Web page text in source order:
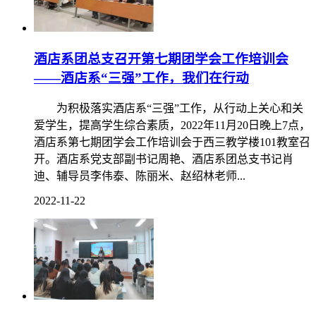
酒店系团总支召开第七期团学会工作培训会
——酒店系“三强”工作，我们在行动
为积极落实酒店系“三强”工作，从行动上关心和关
爱学生，提高学生综合素质，2022年11月20日晚上7点，
酒店系第七期团学会工作培训会于西三教学楼101教室召
开。酒店系党支部副书记周艳、酒店系团总支书记肖
迪、辅导员李伟泰、陈丽米、赵绍林老师...
2022-11-22